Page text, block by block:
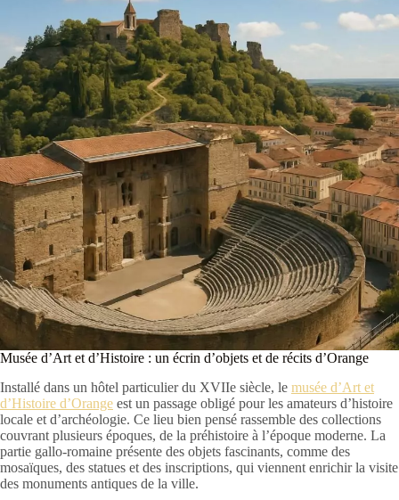
Musée d’Art et d’Histoire : un écrin d’objets et de récits d’Orange
Installé dans un hôtel particulier du XVIIe siècle, le musée d’Art et
d’Histoire d’Orange est un passage obligé pour les amateurs d’histoire
locale et d’archéologie. Ce lieu bien pensé rassemble des collections
couvrant plusieurs époques, de la préhistoire à l’époque moderne. La
partie gallo-romaine présente des objets fascinants, comme des
mosaïques, des statues et des inscriptions, qui viennent enrichir la visite
des monuments antiques de la ville.